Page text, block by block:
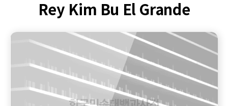
Rey Kim Bu El Grande